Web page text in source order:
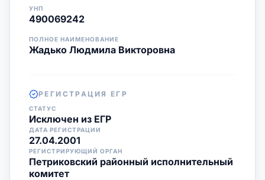
УНП
490069242
ПОЛНОЕ НАИМЕНОВАНИЕ
Жадько Людмила Викторовна
РЕГИСТРАЦИЯ ЕГР
СТАТУС
Исключен из ЕГР
ДАТА РЕГИСТРАЦИИ
27.04.2001
РЕГИСТРИРУЮЩИЙ ОРГАН
Петриковский районный исполнительный
комитет